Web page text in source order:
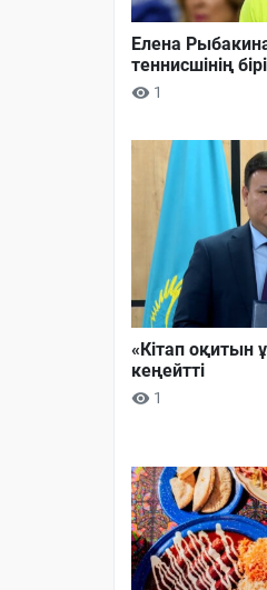
Елена
теннисшінің бірі
1
«Кітап
кеңейтті
1